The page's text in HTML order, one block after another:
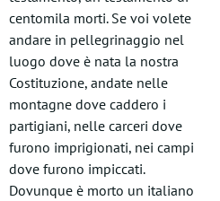
centomila morti. Se voi volete
andare in pellegrinaggio nel
luogo dove è nata la nostra
Costituzione, andate nelle
montagne dove caddero i
partigiani, nelle carceri dove
furono imprigionati, nei campi
dove furono impiccati.
Dovunque è morto un italiano